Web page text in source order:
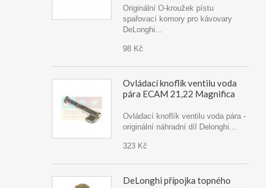
Originální O-kroužek pístu
spařovací komory pro kávovary
DeLonghi...
98 Kč
Ovládací knoflík ventilu voda
pára ECAM 21,22 Magnifica
Ovládací knoflík ventilu voda pára -
originální náhradní díl Delonghi...
323 Kč
DeLonghi přípojka topného